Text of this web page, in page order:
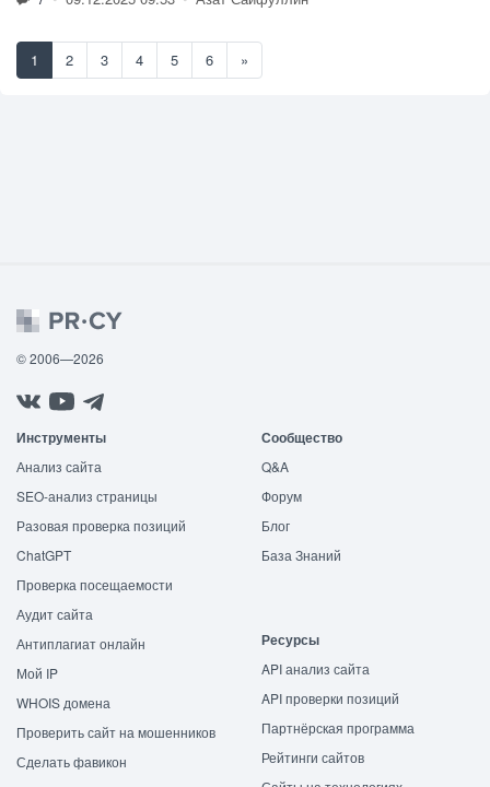
1 2 3 4 5 6 »
© 2006—2026
Инструменты
Анализ сайта
SEO-анализ страницы
Разовая проверка позиций
ChatGPT
Проверка посещаемости
Аудит сайта
Антиплагиат онлайн
Мой IP
WHOIS домена
Проверить сайт на мошенников
Сделать фавикон
Сообщество
Q&A
Форум
Блог
База Знаний
Ресурсы
API анализ сайта
API проверки позиций
Партнёрская программа
Рейтинги сайтов